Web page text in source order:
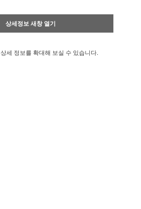
상세정보 새창 열기
상세 정보를 확대해 보실 수 있습니다.